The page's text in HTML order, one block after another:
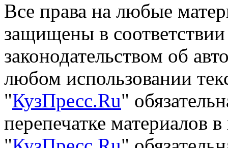
Все права на любые
защищены в
законодательством об
любом использовании
"КузПресс.Ru"
перепечатке материалов